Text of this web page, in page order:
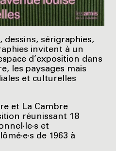
sérigraphies,
invitent à un
d’exposition dans
les paysages mais
et culturelles
et La Cambre
réunissant 18
et
de 1963 à